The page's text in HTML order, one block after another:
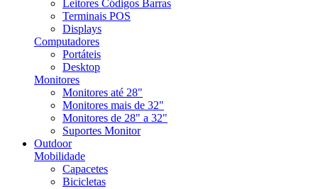
Leitores Códigos Barras
Terminais POS
Displays
Computadores
Portáteis
Desktop
Monitores
Monitores até 28"
Monitores mais de 32"
Monitores de 28" a 32"
Suportes Monitor
Outdoor
Mobilidade
Capacetes
Bicicletas